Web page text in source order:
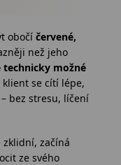
obočí červené,
než jeho
technicky možné
klient se cítí lépe,
bez stresu, líčení
zklidní, začíná
ze svého